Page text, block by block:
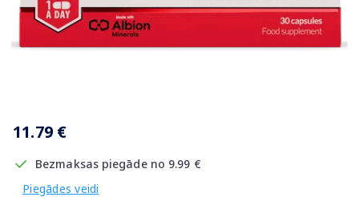
11.79 €
Bezmaksas piegāde no 9.99 €
Piegādes veidi